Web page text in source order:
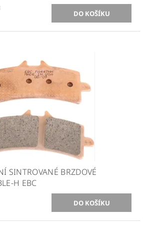
SINTROVANÉ BRZDOVÉ
H EBC